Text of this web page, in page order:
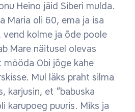
Heino jäid Siberi mulda.
Maria oli 60, ema ja isa
vend kolme ja õde poole
Mare näitusel olevas
mööda Obi jõge kahe
Mul läks praht silma
karjusin, et “babuska
karupoeg puuris. Miks ja